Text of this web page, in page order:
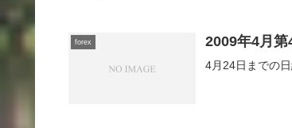
forex 2009年4月第
4月24日までの